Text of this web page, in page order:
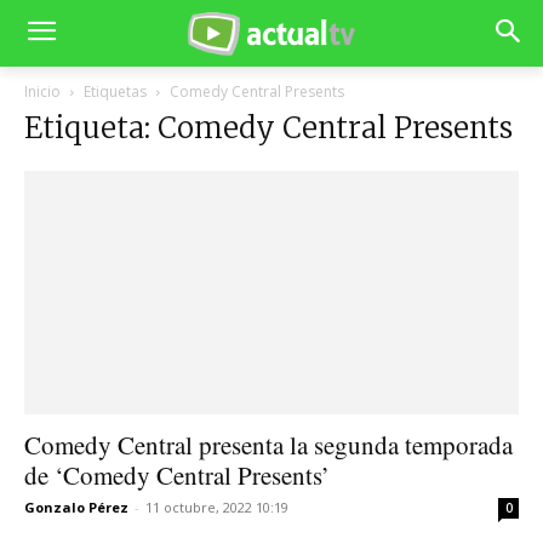
Inicio Etiquetas Comedy Central Presents
Etiqueta: Comedy Central Presents
Comedy Central presenta la segunda temporada
de ‘Comedy Central Presents’
Gonzalo Pérez - 11 octubre, 2022 10:19 0